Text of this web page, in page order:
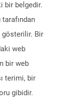
bir belgedir.
gösterilir. Bir
web
bir web
terimi, bir
gibidir.